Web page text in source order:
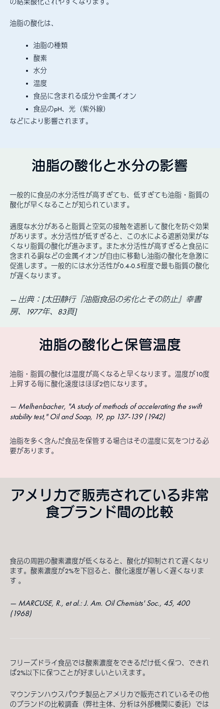
油脂の酸化は、
油脂の種類
酸素
水分
温度
食品に含まれる成分や金属イオン
食品のpH、光（紫外線）
などにより影響されます。
油脂の酸化と水分の影響
一般的に食品の水分活性が高すぎても、低すぎても油脂・脂質の
酸化が早くなることが知られています。
適度な水分があると脂質と空気の接触を遮断して酸化を防ぐ効果
があります。水分活性が低すぎると、この水による遮断効果がな
くなり脂質の酸化が進みます。また水分活性が高すぎると食品に
含まれる銅などの金属イオンが自由に移動し油脂の酸化を急激に
促進します。一般的には水分活性が0.4-0.5程度で最も脂質の酸化
が遅くなります。
出典：[太田静行『油脂食品の劣化とその防止』幸書
房、1977年、83頁]
油脂の酸化と保管温度
油脂・脂質の酸化は温度が高くなると早くなります。温度が10度
上昇する毎に酸化速度はほぼ2倍になります。
Melhenbacher, "A study of methods of accelerating the swift
stability test," Oil and Soap, 19, pp 137-139 (1942)
油脂を多く含んだ食品を保管する場合はその温度に気をつける必
要があります。
アメリカで販売されている非常
食ブランド間の比較
食品の周囲の酸素濃度が低くなると、酸化が抑制されて遅くなり
ます。酸素濃度が2%を下回ると、酸化速度が著しく遅くなりま
す 。
MARCUSE, R., et al.: J. Am. Oil Chemists' Soc., 45, 400
(1968)
フリーズドライ食品では酸素濃度をできるだけ低く保つ、できれ
ば2%以下に保つことが好ましいといえます。
マウンテンハウスパウチ製品とアメリカで販売されているその他
のブランドの比較調査（弊社主体、分析は外部機関に委託）では